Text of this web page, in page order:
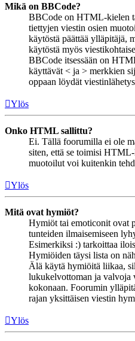
Mikä on BBCode?
BBCode on HTML-kielen
tiettyjen viestin osien
käytöstä päättää ylläpitäjä,
käytöstä myös
BBCode itsessään on
käyttävät < ja > merkkien
oppaan löydät
Ylös
Onko HTML sallittu?
Ei. Tällä foorumilla ei ole
siten, että se toimisi
muotoilut voi kuitenkin
Ylös
Mitä ovat hymiöt?
Hymiöt tai emoticonit ovat
tunteiden ilmaisemiseen
Esimerkiksi :) tarkoittaa
Hymiöiden täysi lista on
Älä käytä hymiöitä liikaa,
lukukelvottoman ja valvoja
kokonaan. Foorumin
rajan yksittäisen viestin
Ylös